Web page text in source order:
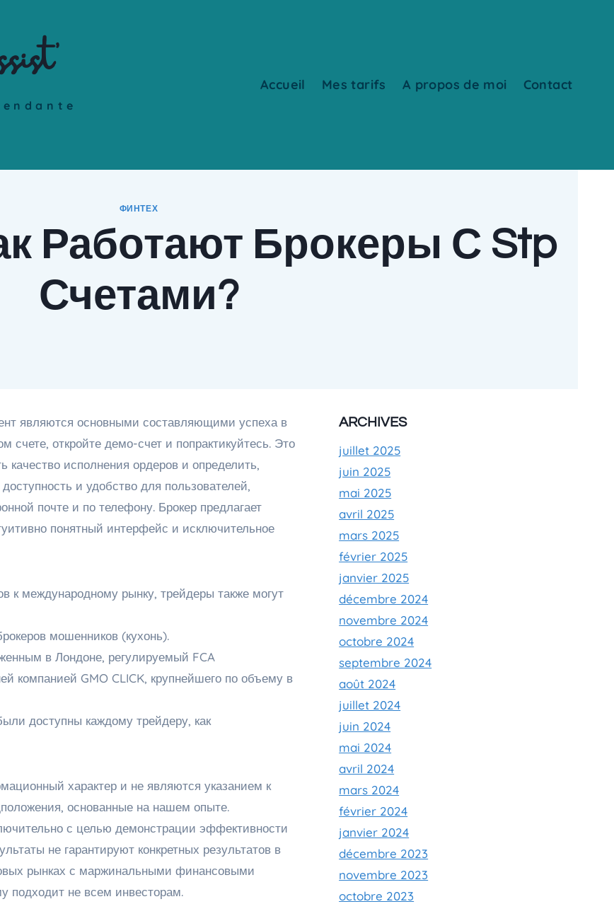
Accueil Mes tarifs A propos de moi Contact
ФИНТЕХ
Работают Брокеры С Stp
Счетами?
являются основными составляющими успеха в
счете, откройте демо-счет и попрактикуйтесь. Это
исполнения ордеров и определить,
и удобство для пользователей,
почте и по телефону. Брокер предлагает
понятный интерфейс и исключительное
к международному рынку, трейдеры также могут
мошенников (кухонь).
в Лондоне, регулируемый FCA
компанией GMO CLICK, крупнейшего по объему в
доступны каждому трейдеру, как
характер и не являются указанием к
основанные на нашем опыте.
с целью демонстрации эффективности
не гарантируют конкретных результатов в
рынках с маржинальными финансовыми
подходит не всем инвесторам.
ARCHIVES
juillet 2025
juin 2025
mai 2025
avril 2025
mars 2025
février 2025
janvier 2025
décembre 2024
novembre 2024
octobre 2024
septembre 2024
août 2024
juillet 2024
juin 2024
mai 2024
avril 2024
mars 2024
février 2024
janvier 2024
décembre 2023
novembre 2023
octobre 2023